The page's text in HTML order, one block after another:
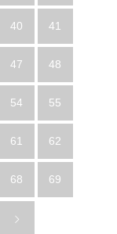
40 41
47 48
54 55
61 62
68 69